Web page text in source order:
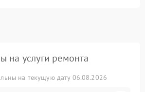
на услуги ремонта
на текущую дату 06.08.2026